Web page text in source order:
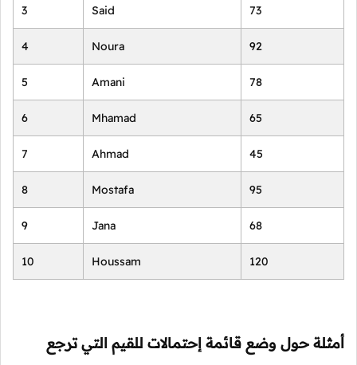
3 Said 73
4 Noura 92
5 Amani 78
6 Mhamad 65
7 Ahmad 45
8 Mostafa 95
9 Jana 68
10 Houssam 120
أمثلة حول وضع قائمة إحتمالات للقيم التي ترجع